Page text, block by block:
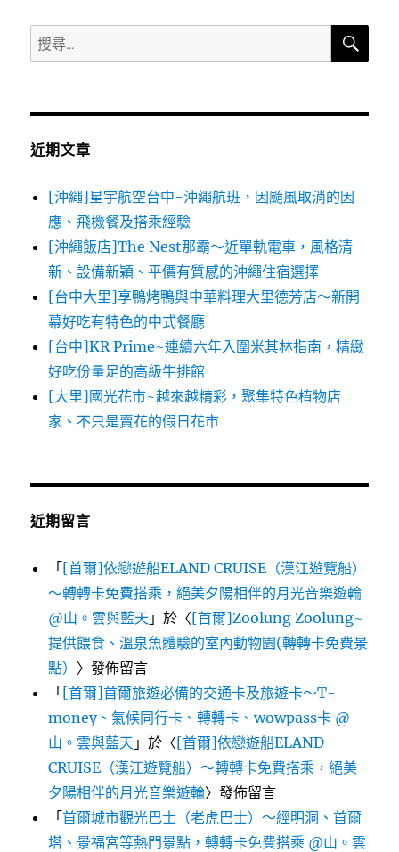
搜
尋
鍵
搜
近期文章
[沖繩]星宇航空台中-沖繩航班，因颱風取消的因
應、飛機餐及搭乘經驗
[沖繩飯店]The Nest那霸～近單軌電車，風格清
新、設備新穎、平價有質感的沖繩住宿選擇
[台中大里]享鴨烤鴨與中華料理大里德芳店～新開
幕好吃有特色的中式餐廳
[台中]KR Prime~連續六年入圍米其林指南，精緻
好吃份量足的高級牛排館
[大里]國光花市~越來越精彩，聚集特色植物店
家、不只是賣花的假日花市
近期留言
「[首爾]依戀遊船ELAND CRUISE（漢江遊覽船）
～轉轉卡免費搭乘，絕美夕陽相伴的月光音樂遊輪
@山。雲與藍天 」於〈[首爾]Zoolung Zoolung~
提供餵食、溫泉魚體驗的室內動物園(轉轉卡免費景
點） 〉發佈留言
「[首爾]首爾旅遊必備的交通卡及旅遊卡～T-
money、氣候同行卡、轉轉卡、wowpass卡 @
山。雲與藍天 」於〈[首爾]依戀遊船ELAND
CRUISE（漢江遊覽船）～轉轉卡免費搭乘，絕美
夕陽相伴的月光音樂遊輪〉發佈留言
「首爾城市觀光巴士（老虎巴士）～經明洞、首爾
塔、景福宮等熱門景點，轉轉卡免費搭乘 @山。雲